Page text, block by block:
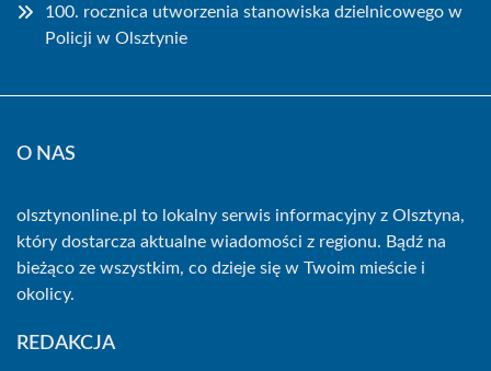
100. rocznica utworzenia stanowiska dzielnicowego w
Policji w Olsztynie
O NAS
olsztynonline.pl to lokalny serwis informacyjny z Olsztyna,
który dostarcza aktualne wiadomości z regionu. Bądź na
bieżąco ze wszystkim, co dzieje się w Twoim mieście i
okolicy.
REDAKCJA